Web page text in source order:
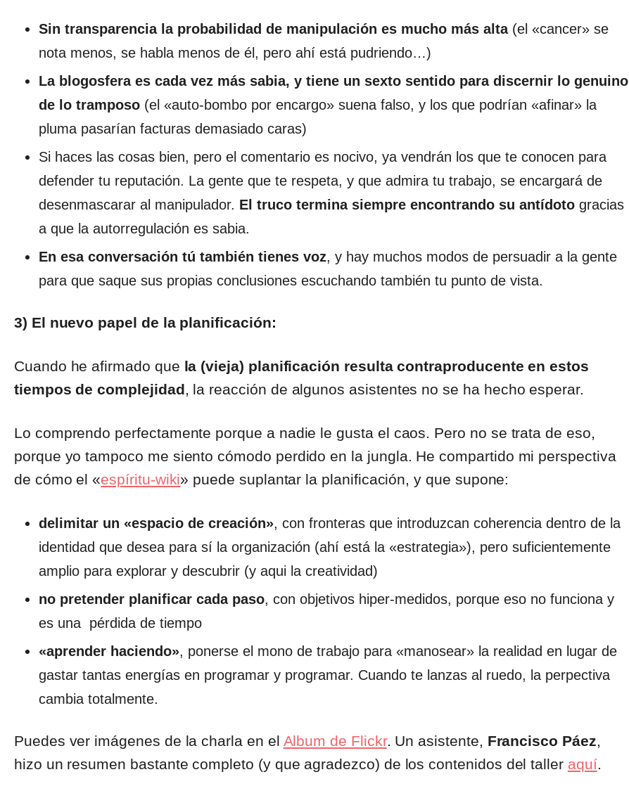
Sin transparencia la probabilidad de manipulación es mucho más alta (el «cancer» se
nota menos, se habla menos de él, pero ahí está pudriendo…)
La blogosfera es cada vez más sabia, y tiene un sexto sentido para discernir lo genuino
de lo tramposo (el «auto-bombo por encargo» suena falso, y los que podrían «afinar» la
pluma pasarían facturas demasiado caras)
Si haces las cosas bien, pero el comentario es nocivo, ya vendrán los que te conocen para
defender tu reputación. La gente que te respeta, y que admira tu trabajo, se encargará de
desenmascarar al manipulador. El truco termina siempre encontrando su antídoto gracias
a que la autorregulación es sabia.
En esa conversación tú también tienes voz, y hay muchos modos de persuadir a la gente
para que saque sus propias conclusiones escuchando también tu punto de vista.
3) El nuevo papel de la planificación:
Cuando he afirmado que la (vieja) planificación resulta contraproducente en estos
tiempos de complejidad , la reacción de algunos asistentes no se ha hecho esperar.
Lo comprendo perfectamente porque a nadie le gusta el caos. Pero no se trata de eso,
porque yo tampoco me siento cómodo perdido en la jungla. He compartido mi perspectiva
de cómo el «espíritu-wiki» puede suplantar la planificación, y que supone:
delimitar un «espacio de creación», con fronteras que introduzcan coherencia dentro de la
identidad que desea para sí la organización (ahí está la «estrategia»), pero suficientemente
amplio para explorar y descubrir (y aqui la creatividad)
no pretender planificar cada paso, con objetivos hiper-medidos, porque eso no funciona y
es una pérdida de tiempo
«aprender haciendo», ponerse el mono de trabajo para «manosear» la realidad en lugar de
gastar tantas energías en programar y programar. Cuando te lanzas al ruedo, la perpectiva
cambia totalmente.
Puedes ver imágenes de la charla en el Album de Flickr. Un asistente, Francisco Páez
hizo un resumen bastante completo (y que agradezco) de los contenidos del taller aquí.